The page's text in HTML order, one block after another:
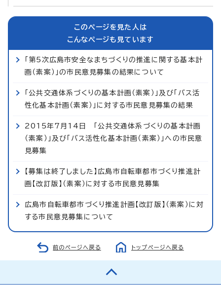
このページを見た人は
こんなページも見ています
「第5次広島市安全なまちづくりの推進に関する基本計
画（素案）」の市民意見募集の結果について
「公共交通体系づくりの基本計画（素案）」及び「バス活
性化基本計画（素案）」に対する市民意見募集の結果
2015年7月14日 「公共交通体系づくりの基本計画
（素案）」及び「バス活性化基本計画（素案）」への市民意
見募集
【募集は終了しました】広島市自転車都市づくり推進計
画【改訂版】（素案）に対する市民意見募集
広島市自転車都市づくり推進計画【改訂版】（素案）に対
する市民意見募集について
前のページへ戻る トップページへ戻る